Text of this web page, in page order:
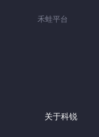
禾蛙平台
关于科锐